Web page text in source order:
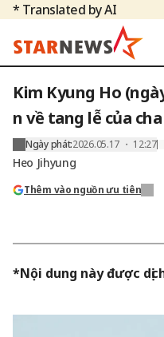
* Translated by AI
Kim Kyung Ho
n về tang lễ của
Ngày phát:2026.05.17 ・ 12:27
Heo Jihyung
Thêm vào nguồn ưu tiên
*Nội dung này được